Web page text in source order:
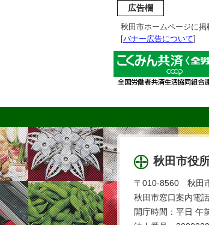
広告欄
秋田市ホームページに掲
[バナー広告について]
秋田市役
〒010-8560 秋田
秋田市窓口案内電
開庁時間：平日 午